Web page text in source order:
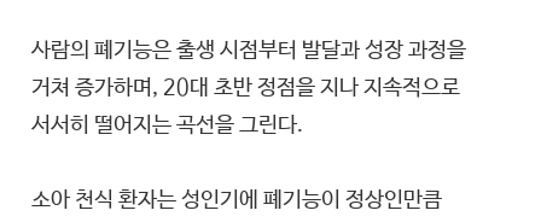
사람의 폐기능은 출생 시점부터 발달과 성장 과정을
거쳐 증가하며, 20대 초반 정점을 지나 지속적으로
서서히 떨어지는 곡선을 그린다.
소아 천식 환자는 성인기에 폐기능이 정상인만큼